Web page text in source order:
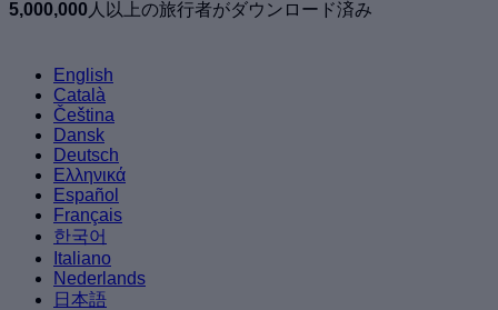
5,000,000 人以上の旅行者がダウンロード済み
English
Català
Čeština
Dansk
Deutsch
Ελληνικά
Español
Français
한국어
Italiano
Nederlands
日本語